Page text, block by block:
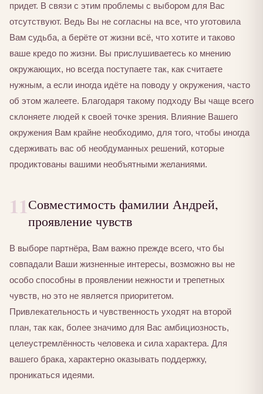
придет. В связи с этим проблемы с выбором для Вас
отсутствуют. Ведь Вы не согласны на все, что уготовила
Вам судьба, а берёте от жизни всё, что хотите и таково
ваше кредо по жизни. Вы прислушиваетесь ко мнению
окружающих, но всегда поступаете так, как считаете
нужным, а если иногда идёте на поводу у окружения, часто
об этом жалеете. Благодаря такому подходу Вы чаще всего
склоняете людей к своей точке зрения. Влияние Вашего
окружения Вам крайне необходимо, для того, чтобы иногда
сдерживать вас об необдуманных решений, которые
продиктованы вашими необъятными желаниями.
11Совместимость фамилии Андрей,
проявление чувств
В выборе партнёра, Вам важно прежде всего, что бы
совпадали Ваши жизненные интересы, возможно вы не
особо способны в проявлении нежности и трепетных
чувств, но это не является приоритетом.
Привлекательность и чувственность уходят на второй
план, так как, более значимо для Вас амбициозность,
целеустремлённость человека и сила характера. Для
вашего брака, характерно оказывать поддержку,
проникаться идеями.